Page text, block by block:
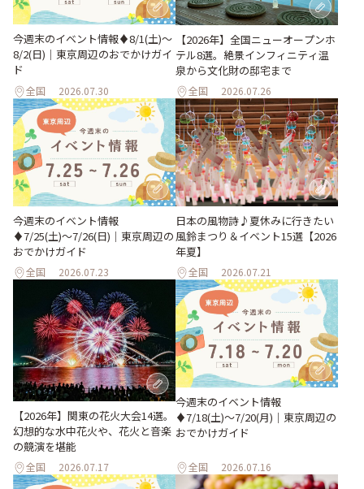
今週末のイベント情報♦︎8/1(土)〜
8/2(日)｜東京周辺のおでかけガイ
ド
全国 2026.07.30
【2026年】全国ニューオープンホ
テル8選。絶景インフィニティ温
泉から文化財の邸宅まで
全国 2026.07.26
今週末のイベント情報
♦︎7/25(土)〜7/26(日)｜東京周辺の
おでかけガイド
全国 2026.07.23
日本の風物詩♪夏休みに行きたい
風鈴まつり＆イベント15選【2026
年夏】
全国 2026.07.21
【2026年】関東の花火大会14選。
幻想的な水中花火や、花火と音楽
の競演を堪能
全国 2026.07.17
今週末のイベント情報
♦︎7/18(土)〜7/20(月)｜東京周辺の
おでかけガイド
全国 2026.07.16